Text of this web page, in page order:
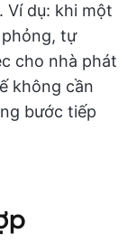
Ví dụ: khi một
tự
cho nhà phát
không cần
bước tiếp